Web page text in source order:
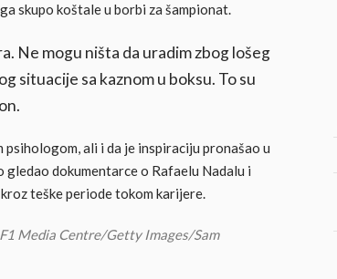
skupo koštale u borbi za šampionat.
Ne mogu ništa da uradim zbog lošeg
situacije sa kaznom u boksu. To su
ali i da je inspiraciju pronašao u
dokumentarce o Rafaelu Nadalu i
teške periode tokom karijere.
Media Centre/Getty Images/Sam